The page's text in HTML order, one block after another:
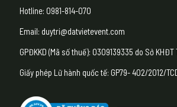
Hotline: 0981-814-070
Email: duytri@datvietevent.com
GPĐKKD (Mã số thuế): 0309139335 do Sở KHĐT
Giấy phép Lữ hành quốc tế: GP79- 402/2012/